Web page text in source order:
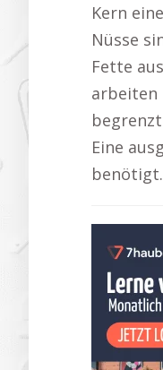
Kern
Nüsse
Fette
arbeiten
Eine